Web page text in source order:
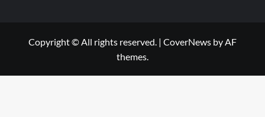
Copyright © All rights reserved. | CoverNews by AF
themes.